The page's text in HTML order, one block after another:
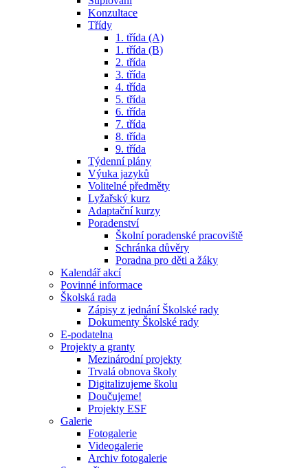
Konzultace
Třídy
1. třída (A)
1. třída (B)
2. třída
3. třída
4. třída
5. třída
6. třída
7. třída
8. třída
9. třída
Týdenní plány
Výuka jazyků
Volitelné předměty
Lyžařský kurz
Adaptační kurzy
Poradenství
Školní poradenské pracoviště
Schránka důvěry
Poradna pro děti a žáky
Kalendář akcí
Povinné informace
Školská rada
Zápisy z jednání Školské rady
Dokumenty Školské rady
E-podatelna
Projekty a granty
Mezinárodní projekty
Trvalá obnova školy
Digitalizujeme školu
Doučujeme!
Projekty ESF
Galerie
Fotogalerie
Videogalerie
Archiv fotogalerie